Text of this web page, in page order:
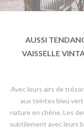
AUSSI
VAISSELLE
Avec leurs airs de
aux teintes bleu
nature en chêne. Les
subtilement avec leurs